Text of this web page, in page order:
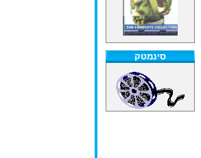
סינמטק